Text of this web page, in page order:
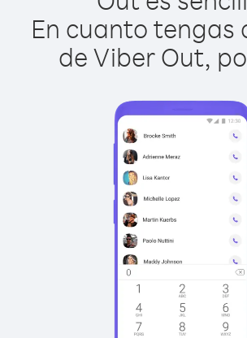
En cuanto tengas
de Viber Out,